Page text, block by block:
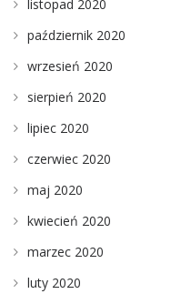
listopad 2020
październik 2020
wrzesień 2020
sierpień 2020
lipiec 2020
czerwiec 2020
maj 2020
kwiecień 2020
marzec 2020
luty 2020